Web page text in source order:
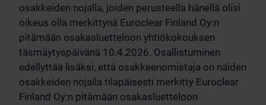
osakkeiden nojalla, joiden perusteella hänellä olisi
oikeus olla merkittynä Euroclear Finland Oy:n
pitämään osakasluetteloon yhtiökokouksen
täsmäytyspäivänä 10.4.2026. Osallistuminen
edellyttää lisäksi, että osakkeenomistaja on näiden
osakkeiden nojalla tilapäisesti merkitty Euroclear
Finland Oy:n pitämään osakasluetteloon